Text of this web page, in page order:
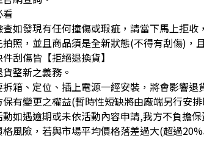
看
如發現有任何撞傷或瑕疵，請當下馬上拒
照，並且商品須是全新狀態(不得有刮傷)，
刮傷皆【拒絕退換貨】
整新之義務。
箱、定位、插上電源一經安裝，將會影響退
有變更之權益(暫時性短缺將由廠端另行安
如遇逾期或未依活動內容申請,我方不負擔
風險，若與市場平均價格落差過大(超過